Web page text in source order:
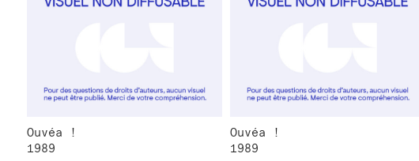
Ouvéa !
1989
Ouvéa !
1989